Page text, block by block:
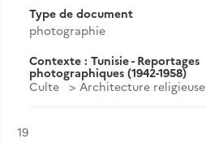
Type de document
photographie
Contexte : Tunisie - Reportages
photographiques (1942-1958)
Culte
Architecture religieuse
Résultat n°
19